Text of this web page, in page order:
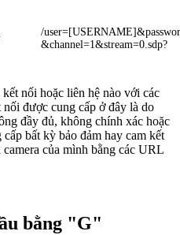
/
&channel=1&stream=0.sdp?
nối hoặc liên hệ nào với các
được cung cấp ở đây là do
đầy đủ, không chính xác hoặc
bất kỳ bảo đảm hay cam kết
của mình bằng các URL
bằng "G"